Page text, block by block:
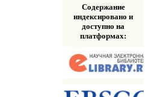
Содержание
индексировано и
доступно на
платформах: